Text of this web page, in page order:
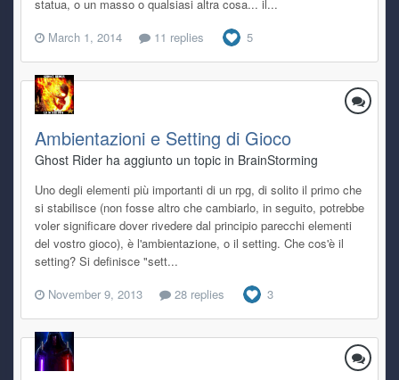
statua, o un masso o qualsiasi altra cosa... il...
March 1, 2014
11 replies 5
Ambientazioni e Setting di Gioco
Ghost Rider ha aggiunto un topic in BrainStorming
Uno degli elementi più importanti di un rpg, di solito il primo che
si stabilisce (non fosse altro che cambiarlo, in seguito, potrebbe
voler significare dover rivedere dal principio parecchi elementi
del vostro gioco), è l'ambientazione, o il setting. Che cos'è il
setting? Si definisce "sett...
November 9, 2013
28 replies 3